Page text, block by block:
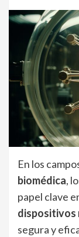
En los
biomédica,
papel clave
dispositivos
segura y